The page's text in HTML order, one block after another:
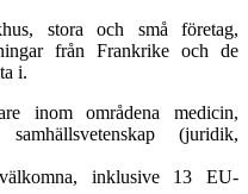
stora och små företag,
från Frankrike och de
i.
inom områdena medicin,
(juridik,
inklusive 13 EU-